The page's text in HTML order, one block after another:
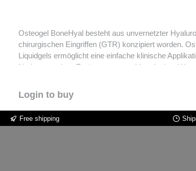
Osteogel BoneHyal besteht aus unvernetzter
chirurgischen Eingriffen (GTR) konzipiert worden.
Liquidgels ermöglicht eine einfache klinische Applikation.Allgemeine
Narbengewebe.- Ergänzung zum chirurgischen
mit Osteogel optimiert das Handling die
Knochenregeneration. - Unterstützung und
a). - Reduzierte Narbenbildung in ästhetisch
Unterstützung des Regenerationsprozesses nach
Login to buy
Free shipping